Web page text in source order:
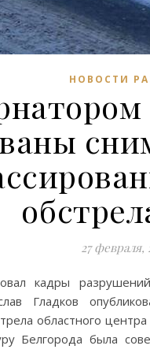
НОВОСТИ
27 февраля,
кадры
Гладков
областного
Белгорода была